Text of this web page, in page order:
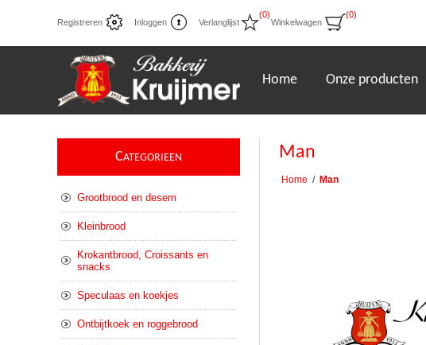
Registreren Inloggen Verlanglijst
(0)
Winkelwagen
(0)
Home Onze producten
Man
Home / Man
CATEGORIEEN
Grootbrood en desem
Kleinbrood
Krokantbrood, Croissants en
snacks
Speculaas en koekjes
Ontbijtkoek en roggebrood